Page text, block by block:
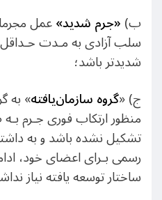
ب)«جرم شدید»عمل
سلب آزادی به مـدت
شدیدتر باشد؛
ج) «گروه سازمان‌یافته» به
منظور ارتکاب فوری جـرم
تشکیل نشده باشد و به
رسمی بـرای اعضای خود،
ساختار توسعه یافته نیاز